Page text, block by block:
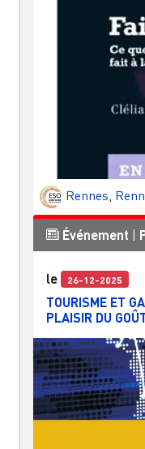
Rennes
Événement |
le 26-12-2025
TOURISME ET
PLAISIR DU